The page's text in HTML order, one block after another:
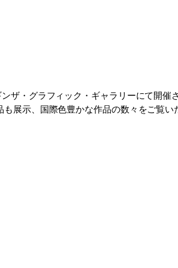
ザ・グラフィック・ギャラリーにて開催さ
展示、国際色豊かな作品の数々をご覧い